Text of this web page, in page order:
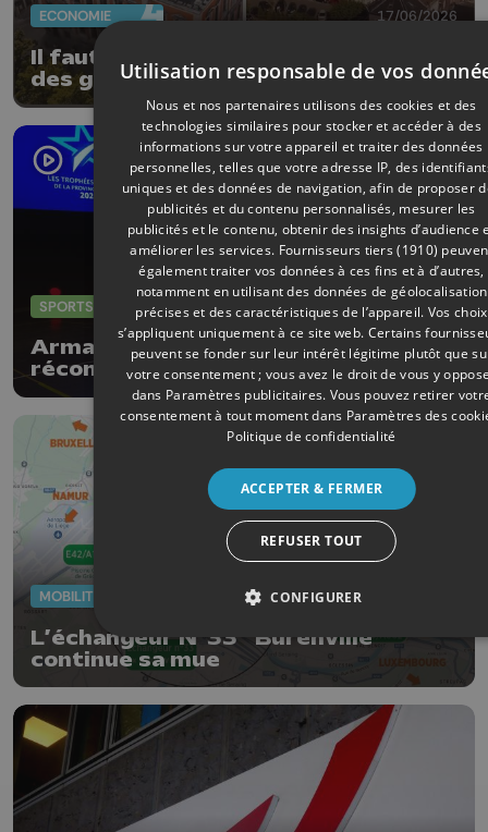
ECONOMIE 17/06/2026
Il faut un refinancement structurel
des grandes villes, selon l'UVCW
SPORTS 04/06/2026
Armand Marchant et Julie Allemand
récompensés par les Trophées du
sport de la Province de Liège
MOBILITÉ
L’échangeur N°33 “Burenville”
continue sa mue
Utilisation responsable de vos
Nous et nos partenaires utilisons des cookies et des
technologies similaires pour stocker et accéder à des
informations sur votre appareil et traiter des données
personnelles, telles que votre adresse IP, des
uniques et des données de navigation, afin de proposer
publicités et du contenu personnalisés, mesurer les
publicités et le contenu, obtenir des insights d’audience
améliorer les services. Fournisseurs tiers (1910)
également traiter vos données à ces fins et à d’autres,
notamment en utilisant des données de géolocalisation
précises et des caractéristiques de l’appareil. Vos choix
s’appliquent uniquement à ce site web. Certains
peuvent se fonder sur leur intérêt légitime plutôt que
votre consentement ; vous avez le droit de vous y
dans Paramètres publicitaires. Vous pouvez retirer
consentement à tout moment dans Paramètres des
Politique de confidentialité
ACCEPTER & FERMER
REFUSER TOUT
CONFIGURER